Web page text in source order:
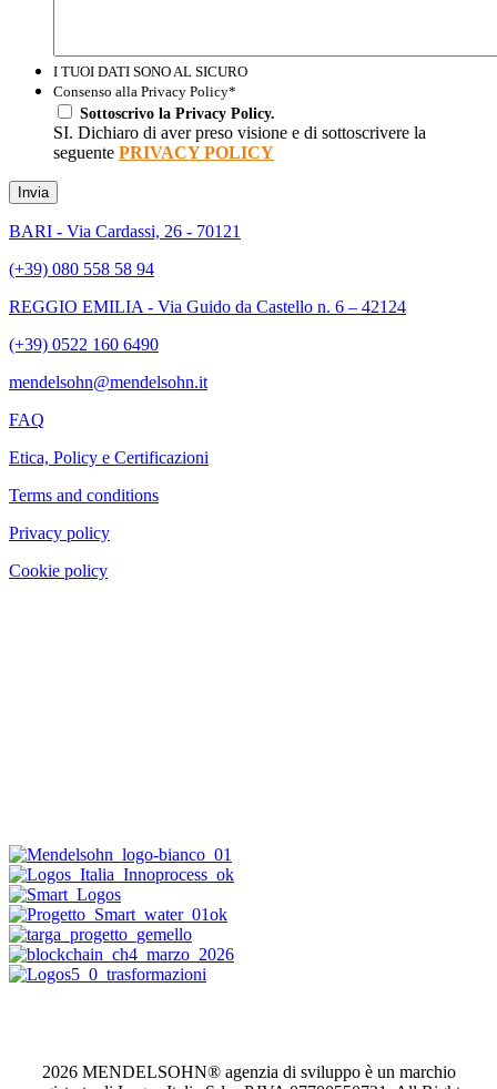
I TUOI DATI SONO AL SICURO
Consenso alla Privacy Policy*
Sottoscrivo la Privacy Policy.
SI. Dichiaro di aver preso visione e di sottoscrivere la
seguente PRIVACY POLICY
Invia
BARI - Via Cardassi, 26 - 70121
(+39) 080 558 58 94
REGGIO EMILIA - Via Guido da Castello n. 6 – 42124
(+39) 0522 160 6490
mendelsohn@mendelsohn.it
FAQ
Etica, Policy e Certificazioni
Terms and conditions
Privacy policy
Cookie policy
2026 MENDELSOHN® agenzia di sviluppo è un marchio